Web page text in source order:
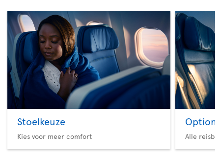
Stoelkeuze
Kies voor meer comfort
Option
Alle